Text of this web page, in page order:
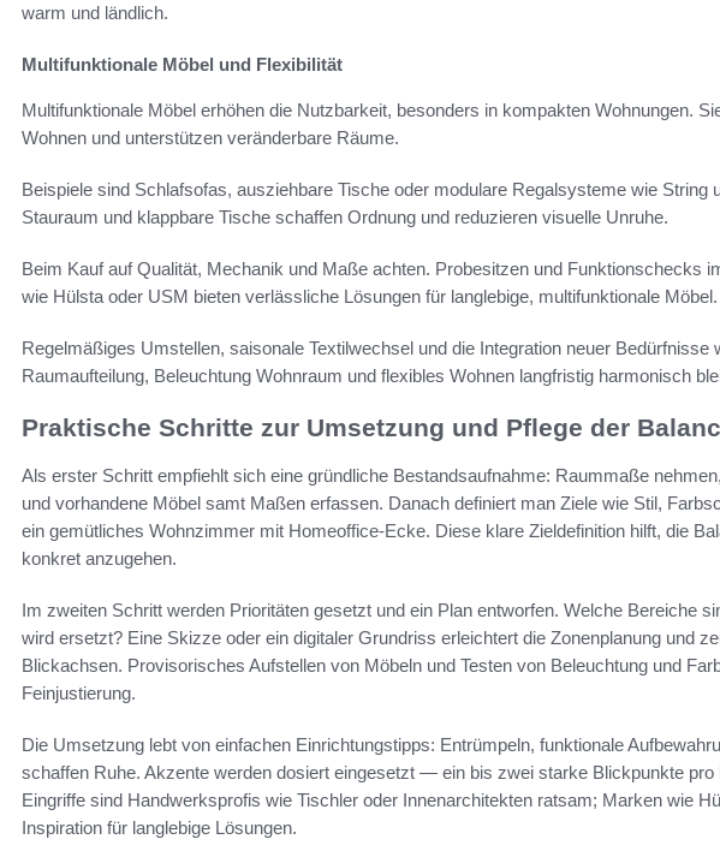
warm und ländlich.
Multifunktionale Möbel und Flexibilität
Multifunktionale Möbel erhöhen die Nutzbarkeit, besonders in kompakten Wohnungen.
Wohnen und unterstützen veränderbare Räume.
Beispiele sind Schlafsofas, ausziehbare Tische oder modulare Regalsysteme wie String
Stauraum und klappbare Tische schaffen Ordnung und reduzieren visuelle Unruhe.
Beim Kauf auf Qualität, Mechanik und Maße achten. Probesitzen und Funktionschecks
wie Hülsta oder USM bieten verlässliche Lösungen für langlebige, multifunktionale Möbel.
Regelmäßiges Umstellen, saisonale Textilwechsel und die Integration neuer Bedürfnisse
Raumaufteilung, Beleuchtung Wohnraum und flexibles Wohnen langfristig harmonisch
Praktische Schritte zur Umsetzung und Pflege der
Als erster Schritt empfiehlt sich eine gründliche Bestandsaufnahme: Raummaße
und vorhandene Möbel samt Maßen erfassen. Danach definiert man Ziele wie Stil,
ein gemütliches Wohnzimmer mit Homeoffice-Ecke. Diese klare Zieldefinition hilft, die
konkret anzugehen.
Im zweiten Schritt werden Prioritäten gesetzt und ein Plan entworfen. Welche Bereiche
wird ersetzt? Eine Skizze oder ein digitaler Grundriss erleichtert die Zonenplanung und
Blickachsen. Provisorisches Aufstellen von Möbeln und Testen von Beleuchtung und
Feinjustierung.
Die Umsetzung lebt von einfachen Einrichtungstipps: Entrümpeln, funktionale
schaffen Ruhe. Akzente werden dosiert eingesetzt — ein bis zwei starke Blickpunkte pro
Eingriffe sind Handwerksprofis wie Tischler oder Innenarchitekten ratsam; Marken wie
Inspiration für langlebige Lösungen.